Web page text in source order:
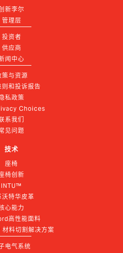
新李尔
管理层
投资者
供应商
闻中心
策与资源
则和投诉报告
私政策
Choices
系我们
见问题
技术
座椅
椅创新
INTU™
沃特华皮革
心能力
高性能面料
料切割解决方案
电气系统